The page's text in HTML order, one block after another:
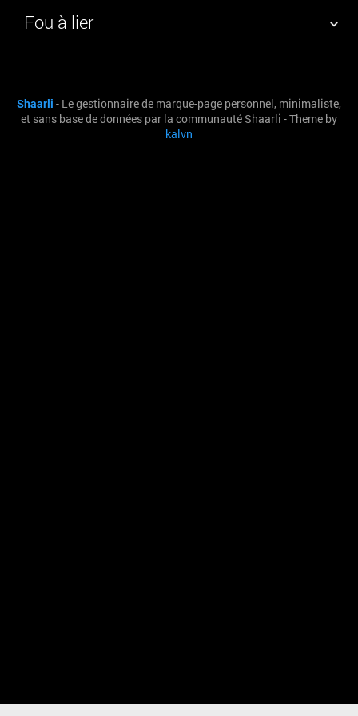
Fou à lier
QUOTIDIEN RECHERCHER
Shaarli - Le gestionnaire de marque-page personnel, minimaliste,
et sans base de données par la communauté Shaarli - Theme by
kalvn